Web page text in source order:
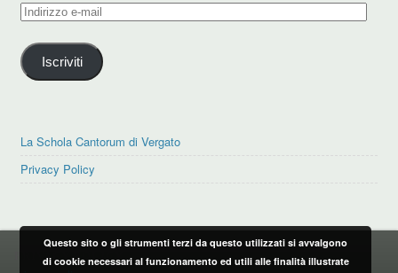
Indirizzo
mail
Iscriviti
La Schola Cantorum di Vergato
Privacy Policy
PRIVACY POLICY
Questo sito o gli strumenti terzi da questo utilizzati si avvalgono
di cookie necessari al funzionamento ed utili alle finalità illustrate